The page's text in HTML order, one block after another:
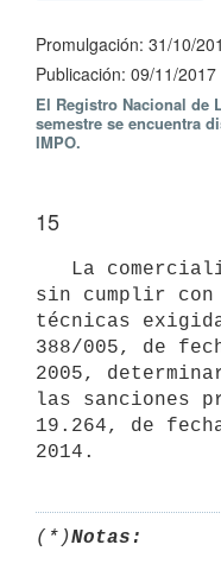
Promulgación: 31/10/
Publicación: 09/11/2017
El Registro Nacional de
semestre se encuentra
IMPO.
15
sin cumplir
técnicas
388/005, de
2005,
las sanciones
19.264, de
(*)Notas: